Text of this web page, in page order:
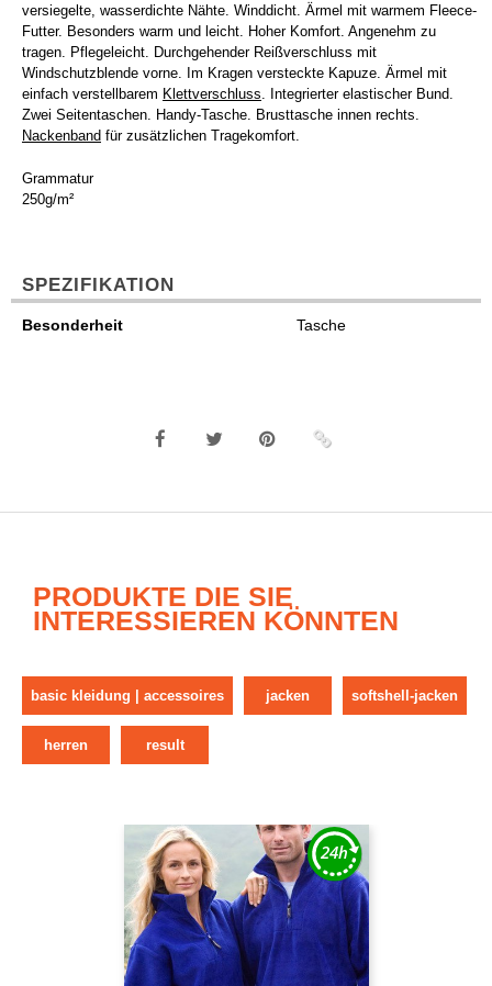
versiegelte, wasserdichte Nähte. Winddicht. Ärmel mit warmem Fleece-
Futter. Besonders warm und leicht. Hoher Komfort. Angenehm zu
tragen. Pflegeleicht. Durchgehender Reißverschluss mit
Windschutzblende vorne. Im Kragen versteckte Kapuze. Ärmel mit
einfach verstellbarem Klettverschluss. Integrierter elastischer Bund.
Zwei Seitentaschen. Handy-Tasche. Brusttasche innen rechts.
Nackenband für zusätzlichen Tragekomfort.
Grammatur
250g/m²
SPEZIFIKATION
Besonderheit Tasche
PRODUKTE DIE SIE
INTERESSIEREN KÖNNTEN
basic kleidung | accessoires jacken softshell-jacken
herren result